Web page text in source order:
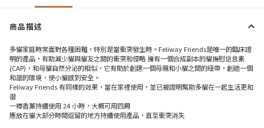
商品描述
多貓家庭時常面對各種困難，特別是當衝突發生時。Feliway Friends是唯一的臨床證
明的產品，有助減少貓與貓友之間的衝突和侵略 擁有一個合成副本的貓撫慰信息素
(CAP)，和母貓自然分泌的相似，它有助於創建一個母親和小貓之間的紐帶，創造一個
和諧的環境，使小貓感到安全。
Feliway Friends 有同樣的效果，當在家裡使用，並已被證明幫助多貓在一起生活更和
諧
一樽香薰持續使用 24 小時，大概可用四周
應放在貓大部分時間逗留的地方持續使用產品，直至衝突消失